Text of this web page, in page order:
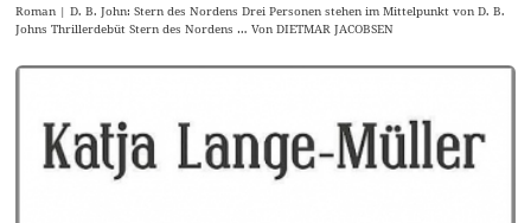
Roman | D. B. John: Stern des Nordens Drei Personen stehen im Mittelpunkt von D. B.
Johns Thrillerdebüt Stern des Nordens … Von DIETMAR JACOBSEN